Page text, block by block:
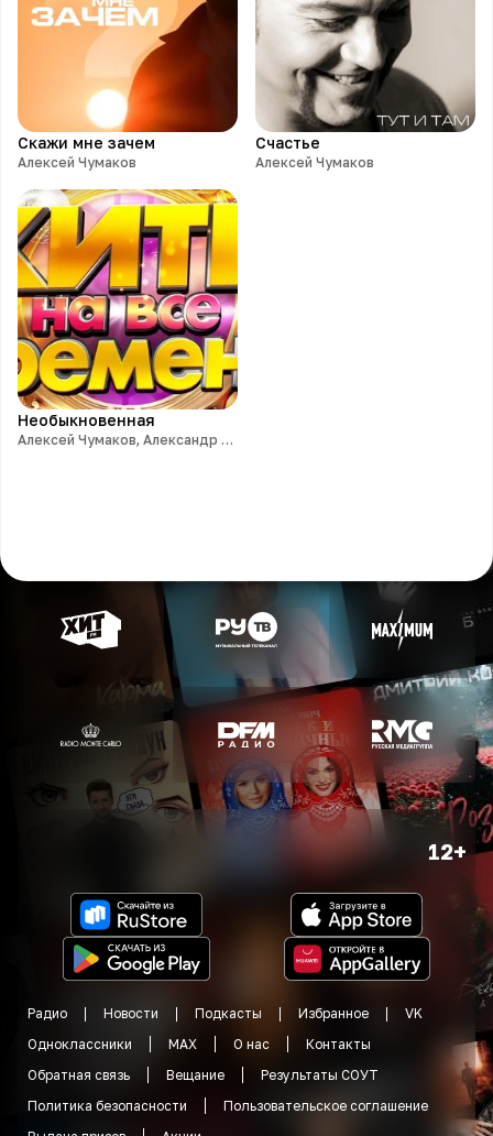
Скажи мне зачем
Алексей Чумаков
Счастье
Алексей Чумаков
Необыкновенная
Алексей Чумаков, Александр Панайотов, Руслан Алехно
12+
Радио Новости Подкасты Избранное
VK
Одноклассники
MAX О нас
Контакты
Обратная связь
Вещание
Результаты СОУТ
Политика безопасности
Пользовательское соглашение